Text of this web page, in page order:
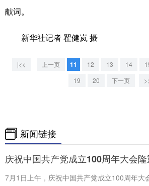
献词。
新华社记者 翟健岚 摄
|<< 上一页 11 12 13 14
19
20 下一页
新闻链接
庆祝中国共产党成立100周年大会隆
7月1日上午，庆祝中国共产党成立100周年大